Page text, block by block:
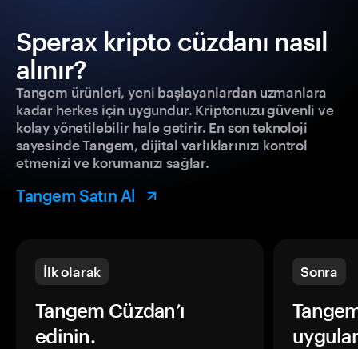
Sperax kripto cüzdanı nasıl
alınır?
Tangem ürünleri, yeni başlayanlardan uzmanlara
kadar herkes için uygundur. Kriptonuzu güvenli ve
kolay yönetilebilir hale getirir. En son teknoloji
sayesinde Tangem, dijital varlıklarınızı kontrol
etmenizi ve korumanızı sağlar.
Tangem Satın Al
İlk olarak
Tangem Cüzdan’ı
edinin.
Sonra